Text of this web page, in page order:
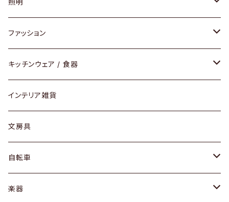
チェア / スツール
ダイニングセット / ダイニングテーブル
ローテーブル / サイドテーブル
デスク / コンソール
ドレッサー
シェルフ
照明
ペンダントライト
テーブルランプ / デスクスタンド
フロアライト
ファッション
アクセサリー
リング
ピアス / イヤリング
財布
バッグ
アウター
トップス
キッチンウェア / 食器
グラス / タンブラー
カップ / マグ
プレート / ボウル
カトラリー
インテリア雑貨
文房具
自転車
dahon
楽器